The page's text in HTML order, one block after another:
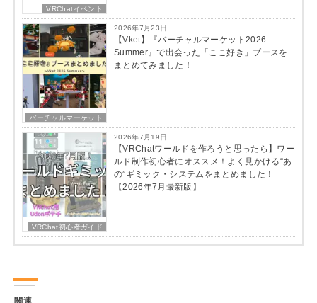
VRChatイベント
バーチャルマーケット
2026年7月23日
【Vket】『バーチャルマーケット2026
Summer』で出会った「ここ好き」ブースを
まとめてみました！
VRChat初心者ガイド
2026年7月19日
【VRChatワールドを作ろうと思ったら】ワー
ルド制作初心者にオススメ！よく見かける“あ
の”ギミック・システムをまとめました！
【2026年7月最新版】
関連